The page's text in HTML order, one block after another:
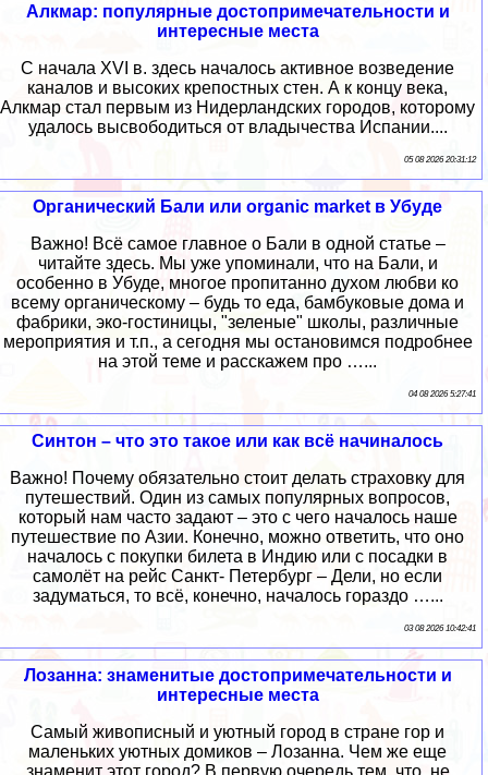
Алкмар: популярные достопримечательности и
интересные места
С начала XVI в. здесь началось активное возведение
каналов и высоких крепостных стен. А к концу века,
Алкмар стал первым из Нидерландских городов, которому
удалось высвободиться от владычества Испании....
05 08 2026 20:31:12
Органический Бали или organic market в Убуде
Важно! Всё самое главное о Бали в одной статье –
читайте здесь. Мы уже упоминали, что на Бали, и
особенно в Убуде, многое пропитанно духом любви ко
всему органическому – будь то еда, бамбуковые дома и
фабрики, эко-гостиницы, "зеленые" школы, различные
мероприятия и т.п., а сегодня мы остановимся подробнее
на этой теме и расскажем про …...
04 08 2026 5:27:41
Синтон – что это такое или как всё начиналось
Важно! Почему обязательно стоит делать страховку для
путешествий. Один из самых популярных вопросов,
который нам часто задают – это с чего началось наше
путешествие по Азии. Конечно, можно ответить, что оно
началось с покупки билета в Индию или с посадки в
самолёт на рейс Санкт- Петербург – Дели, но если
задуматься, то всё, конечно, началось гораздо …...
03 08 2026 10:42:41
Лозанна: знаменитые достопримечательности и
интересные места
Самый живописный и уютный город в стране гор и
маленьких уютных домиков – Лозанна. Чем же еще
знаменит этот город? В первую очередь тем, что, не